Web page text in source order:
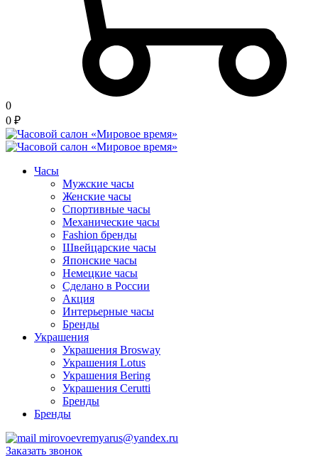
0
0 ₽
Часы
Мужские часы
Женские часы
Спортивные часы
Механические часы
Fashion бренды
Швейцарские часы
Японские часы
Немецкие часы
Сделано в России
Акция
Интерьерные часы
Бренды
Украшения
Украшения Brosway
Украшения Lotus
Украшения Bering
Украшения Cerutti
Бренды
Бренды
mirovoevremyarus@yandex.ru
Заказать звонок